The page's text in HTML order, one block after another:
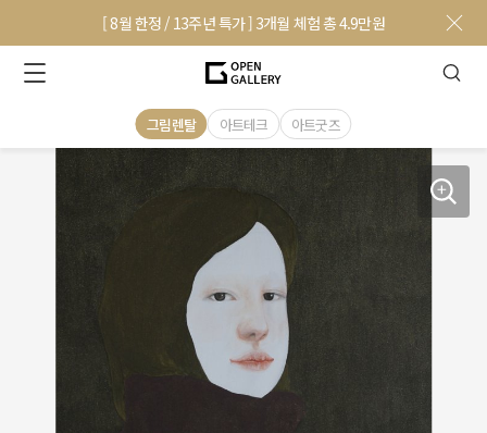
[ 8월 한정 / 13주년 특가 ] 3개월 체험 총 4.9만원
그림렌탈 아트테크 아트굿즈